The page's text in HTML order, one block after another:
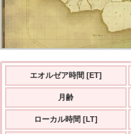
エオルゼア時間 [ET]
月齢
ローカル時間 [LT]